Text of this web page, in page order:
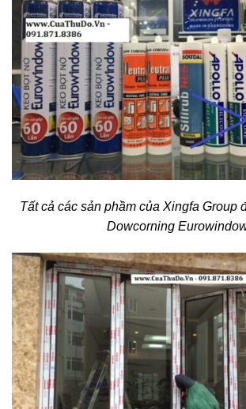
Tất cả các sản phầm của Xingfa Group
Dowcorning